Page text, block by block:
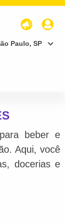
Paulo, SP
beber e
Aqui, você
docerias e